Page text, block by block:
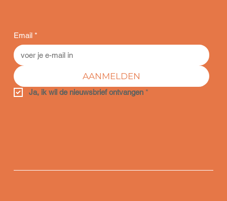
Email *
AANMELDEN
Ja, ik wil de nieuwsbrief ontvangen *